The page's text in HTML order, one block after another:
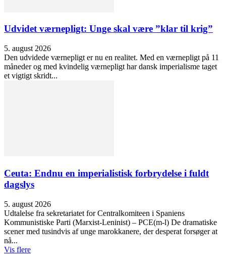
Udvidet værnepligt: Unge skal være ”klar til krig”
5. august 2026
Den udvidede værnepligt er nu en realitet. Med en værnepligt på 11
måneder og med kvindelig værnepligt har dansk imperialisme taget
et vigtigt skridt...
Ceuta: Endnu en imperialistisk forbrydelse i fuldt
dagslys
5. august 2026
Udtalelse fra sekretariatet for Centralkomiteen i Spaniens
Kommunistiske Parti (Marxist-Leninist) – PCE(m-l) De dramatiske
scener med tusindvis af unge marokkanere, der desperat forsøger at
nå...
Vis flere